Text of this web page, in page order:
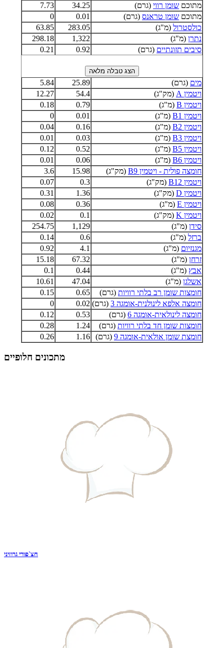
מתוכם שומן רווי (גרם) 34.25
7.73
מתוכם שומן טראנס (גרם) 0.01
0
כולסטרול (מ"ג) 283.05
63.85
נתרן (מ"ג) 1,322
298.18
סיבים תזונתיים (גרם) 0.92
0.21
מים (גרם) 25.89
5.84
ויטמין A
(מק"ג) 54.4
12.27
ויטמין B
(מ"ג) 0.79
0.18
ויטמין B1
(מ"ג) 0.01
0
ויטמין B2
(מ"ג) 0.16
0.04
ויטמין B3
(מ"ג) 0.03
0.01
ויטמין B5
(מ"ג) 0.52
0.12
ויטמין B6
(מ"ג) 0.06
0.01
חומצה פולית - ויטמין B9
(מק"ג) 15.98
3.6
ויטמין B12
(מק"ג) 0.3
0.07
ויטמין D
(מק"ג) 1.36
0.31
ויטמין E
(מ"ג) 0.36
0.08
ויטמין K
(מק"ג) 0.1
0.02
סידן (מ"ג) 1,129
254.75
ברזל (מ"ג) 0.6
0.14
מגנזיום (מ"ג) 4.1
0.92
זרחן (מ"ג) 67.32
15.18
אבץ (מ"ג) 0.44
0.1
אשלגן (מ"ג) 47.04
10.61
חומצות שומן רב בלתי רוויות (גרם) 0.65
0.15
חומצה אלפא לינולנית-אומגה 3
(גרם) 0.02
0
חומצה לינולאית-אומגה 6
(גרם) 0.53
0.12
חומצות שומן חד בלתי רוויות (גרם) 1.24
0.28
חומצת שומן אולאית-אומגה 9
(גרם) 1.16
0.26
מתכונים חלופיים
חצ`פורי גרוזיני